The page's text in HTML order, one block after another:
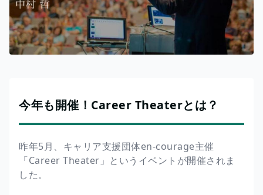
今年も開催！Career Theaterとは？
昨年5月、キャリア支援団体en-courage主催
「Career Theater」というイベントが開催されま
した。